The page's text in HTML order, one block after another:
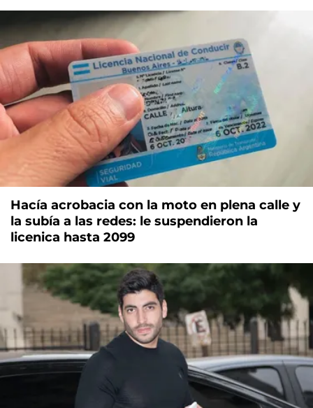
Hacía acrobacia con la moto en plena calle y
la subía a las redes: le suspendieron la
licenica hasta 2099